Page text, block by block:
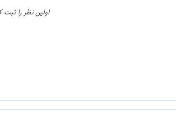
اولین نظر را ثبت